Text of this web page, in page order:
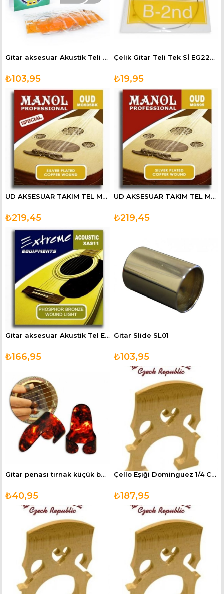
Gitar aksesuar Akustik Teli Dadi AG240
₺103,95
Çelik Gitar Teli Tek Sİ EG2202
₺19,95
UD AKSESUAR TAKIM TEL MOS95BK
₺219,45
UD AKSESUAR TAKIM TEL MOS95
₺219,45
Gitar aksesuar Akustik Tel Extreme XAS11
₺166,95
Gitar Slide SL01
₺103,95
Gitar penası tırnak küçük boy PCF
₺40,95
Çello Eşiği Dominguez 1/4 CBR14
₺187,95